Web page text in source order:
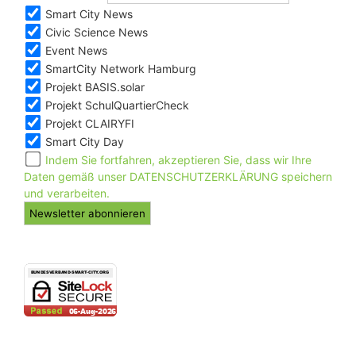
Smart City News
Civic Science News
Event News
SmartCity Network Hamburg
Projekt BASIS.solar
Projekt SchulQuartierCheck
Projekt CLAIRYFI
Smart City Day
Indem Sie fortfahren, akzeptieren Sie, dass wir Ihre
Daten gemäß unser DATENSCHUTZERKLÄRUNG speichern
und verarbeiten.